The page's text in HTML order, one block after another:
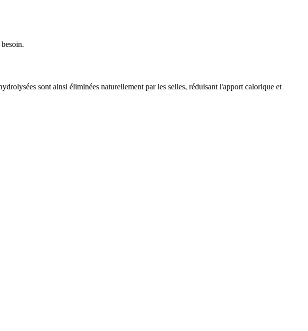
sont ainsi éliminées naturellement par les selles, réduisant l'apport calorique et